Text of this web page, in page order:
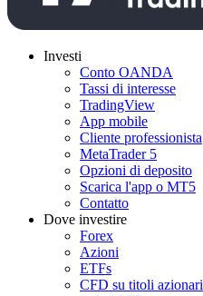
Investi
Conto OANDA
Tassi di interesse
TradingView
App mobile
Cliente professionista
MetaTrader 5
Opzioni di deposito
Scarica l'app o MT5
Contatto
Dove investire
Forex
Azioni
ETFs
CFD su titoli azionari